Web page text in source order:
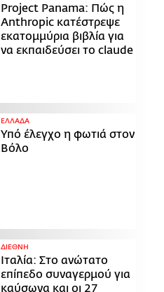
Project Panama: Πώς η
Anthropic κατέστρεψε
εκατομμύρια βιβλία για
να εκπαιδεύσει το claude
ΕΛΛΑΔΑ
Υπό έλεγχο η φωτιά στον
Βόλο
ΔΙΕΘΝΗ
Ιταλία: Στο ανώτατο
επίπεδο συναγερμού για
καύσωνα και οι 27